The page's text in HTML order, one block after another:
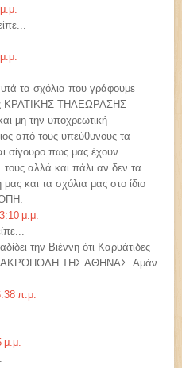
τα σχόλια που γράφουμε
ΚΡΑΤΙΚΗΣ ΤΗΛΕΩΡΑΣΗΣ
μη την υποχρεωτική
από τους υπεύθυνους τα
σίγουρο πως μας έχουν
αλλά και πάλι αν δεν τα
και τα σχόλια μας στο ίδιο
μ.μ.
την Βιέννη ότι Καρυάτιδες
ΤΗΣ ΑΘΗΝΑΣ. Αμάν
π.μ.
μ.μ.